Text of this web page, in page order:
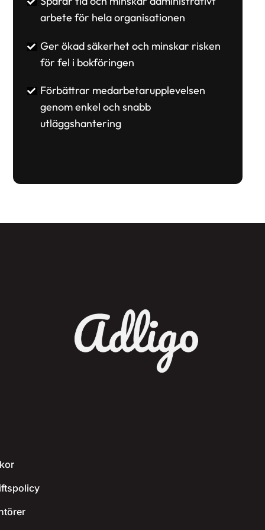
arbete för hela organisationen
Ger ökad säkerhet och minskar risken
för fel i bokföringen
Förbättrar medarbetarupplevelsen
genom enkel och snabb
utläggshantering